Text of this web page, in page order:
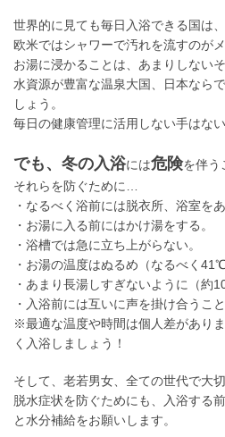
世界的に見ても毎日入浴できる国は
欧米ではシャワーで汚れを流すのがメ
お湯に浸かることは、あまりしないそ
水資源が豊富な温泉大国、日本なら
しょう。
毎日の健康管理に活用しない手はな
でも、冬の入浴には危険を伴う
それらを防ぐために…
・なるべく浴前には脱衣所、浴室を
・お湯に入る前にはかけ湯をする。
・浴槽では急に立ち上がらない。
・お湯の温度はぬるめ（なるべく41℃
・あまり長湯しすぎないように（約
・入浴前には互いに声を掛け合うこ
※最適な温度や時間は個人差があり
く入浴しましょう！
そして、老若男女、全ての世代で大
脱水症状を防ぐためにも、入浴する
と水分補給をお願いします。